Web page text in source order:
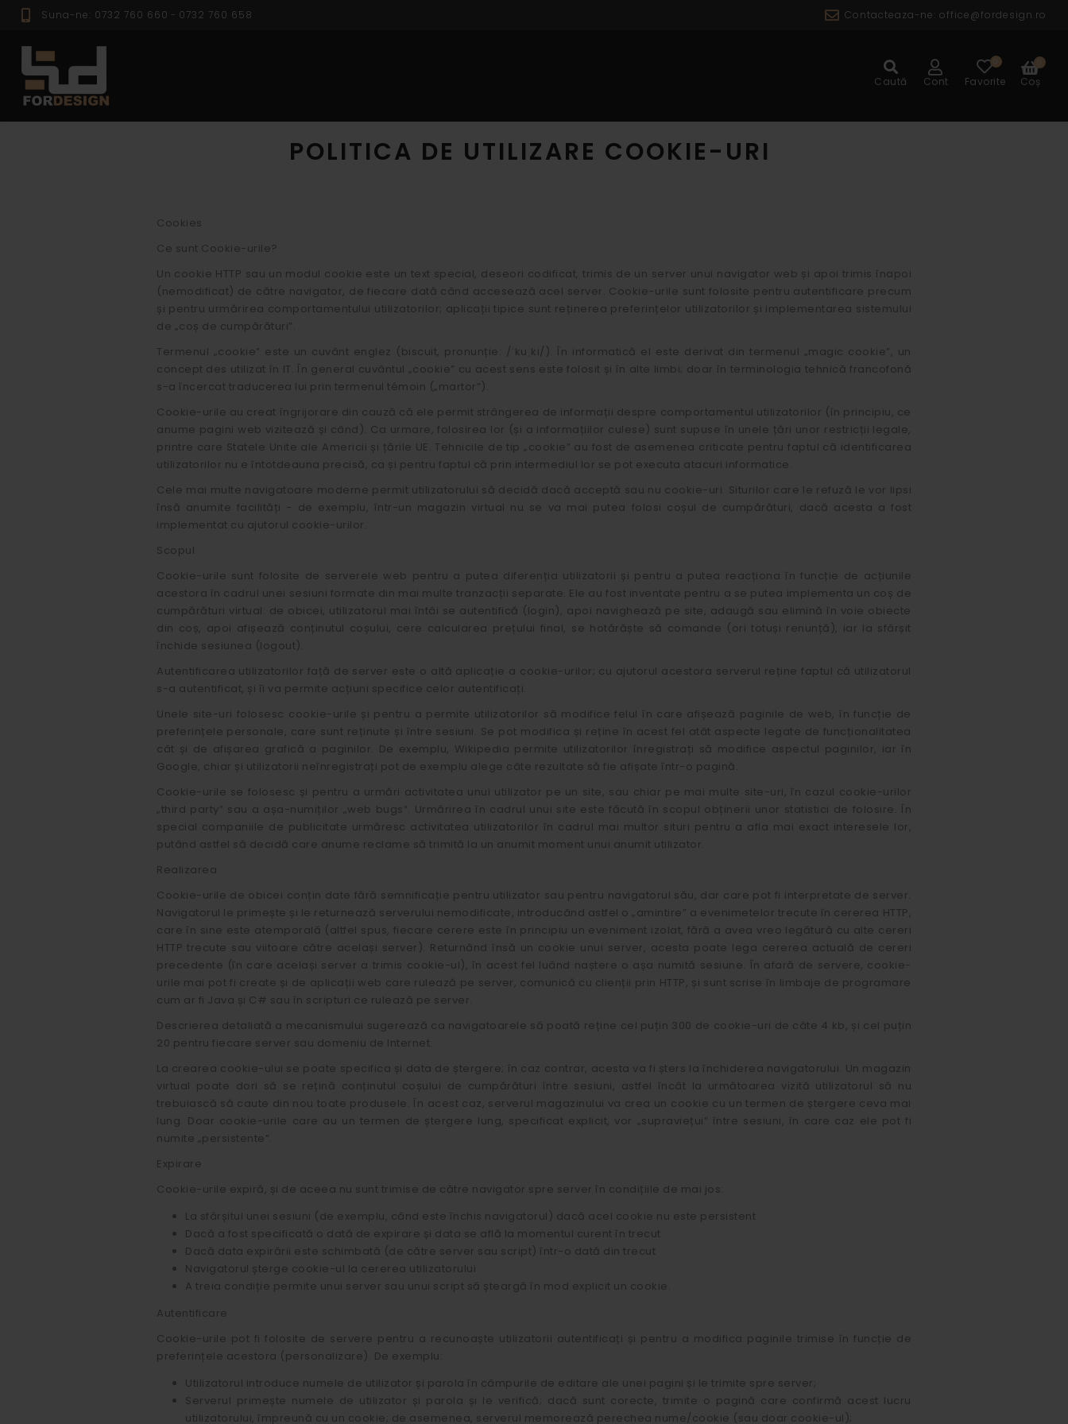
Suna-ne: 0732 760 660 - 0732 760 658 Contacteaza-ne:office@fordesign.ro
Caută Cont Favorite Coș
POLITICA DE UTILIZARE COOKIE-URI
Cookies
Ce sunt Cookie-urile?
Un cookie HTTP sau un modul cookie este un text special, deseori codificat, trimis de un server unui navigator web și apoi trimis înapoi
(nemodificat) de către navigator, de fiecare dată când accesează acel server. Cookie-urile sunt folosite pentru autentificare precum
și pentru urmărirea comportamentului utilizatorilor; aplicații tipice sunt reținerea preferințelor utilizatorilor și implementarea sistemului
de „coș de cumpărături”.
Termenul „cookie” este un cuvânt englez (biscuit, pronunție: /ˈkuˌki/). În informatică el este derivat din termenul „magic cookie”, un
concept des utilizat în IT. În general cuvântul „cookie” cu acest sens este folosit și în alte limbi; doar în terminologia tehnică francofonă
s-a încercat traducerea lui prin termenul témoin („martor”).
Cookie-urile au creat îngrijorare din cauză că ele permit strângerea de informații despre comportamentul utilizatorilor (în principiu, ce
anume pagini web vizitează și când). Ca urmare, folosirea lor (și a informațiilor culese) sunt supuse în unele țări unor restricții legale,
printre care Statele Unite ale Americii și țările UE. Tehnicile de tip „cookie” au fost de asemenea criticate pentru faptul că identificarea
utilizatorilor nu e întotdeauna precisă, ca și pentru faptul că prin intermediul lor se pot executa atacuri informatice.
Cele mai multe navigatoare moderne permit utilizatorului să decidă dacă acceptă sau nu cookie-uri. Siturilor care le refuză le vor lipsi
însă anumite facilități - de exemplu, într-un magazin virtual nu se va mai putea folosi coșul de cumpărături, dacă acesta a fost
implementat cu ajutorul cookie-urilor.
Scopul
Cookie-urile sunt folosite de serverele web pentru a putea diferenția utilizatorii și pentru a putea reacționa în funcție de acțiunile
acestora în cadrul unei sesiuni formate din mai multe tranzacții separate. Ele au fost inventate pentru a se putea implementa un coș de
cumpărături virtual: de obicei, utilizatorul mai întâi se autentifică (login), apoi navighează pe site, adaugă sau elimină în voie obiecte
din coș, apoi afișează conținutul coșului, cere calcularea prețului final, se hotărăște să comande (ori totuși renunță), iar la sfârșit
închide sesiunea (logout).
Autentificarea utilizatorilor față de server este o altă aplicație a cookie-urilor; cu ajutorul acestora serverul reține faptul că utilizatorul
s-a autentificat, și îi va permite acțiuni specifice celor autentificați.
Unele site-uri folosesc cookie-urile și pentru a permite utilizatorilor să modifice felul în care afișează paginile de web, în funcție de
preferințele personale, care sunt reținute și între sesiuni. Se pot modifica și reține în acest fel atât aspecte legate de funcționalitatea
cât și de afișarea grafică a paginilor. De exemplu, Wikipedia permite utilizatorilor înregistrați să modifice aspectul paginilor, iar în
Google, chiar și utilizatorii neînregistrați pot de exemplu alege câte rezultate să fie afișate într-o pagină.
Cookie-urile se folosesc și pentru a urmări activitatea unui utilizator pe un site, sau chiar pe mai multe site-uri, în cazul cookie-urilor
„third party” sau a așa-numiților „web bugs”. Urmărirea în cadrul unui site este făcută în scopul obținerii unor statistici de folosire. În
special companiile de publicitate urmăresc activitatea utilizatorilor în cadrul mai multor situri pentru a afla mai exact interesele lor,
putând astfel să decidă care anume reclame să trimită la un anumit moment unui anumit utilizator.
Realizarea
Cookie-urile de obicei conțin date fără semnificație pentru utilizator sau pentru navigatorul său, dar care pot fi interpretate de server.
Navigatorul le primește și le returnează serverului nemodificate, introducând astfel o „amintire” a evenimetelor trecute în cererea HTTP,
care în sine este atemporală (altfel spus, fiecare cerere este în principiu un eveniment izolat, fără a avea vreo legătură cu alte cereri
HTTP trecute sau viitoare către același server). Returnând însă un cookie unui server, acesta poate lega cererea actuală de cereri
precedente (în care același server a trimis cookie-ul), în acest fel luând naștere o așa numită sesiune. În afară de servere, cookie-
urile mai pot fi create și de aplicații web care rulează pe server, comunică cu clienții prin HTTP, și sunt scrise în limbaje de programare
cum ar fi Java și C# sau în scripturi ce rulează pe server.
Descrierea detaliată a mecanismului sugerează ca navigatoarele să poată reține cel puțin 300 de cookie-uri de câte 4 kb, și cel puțin
20 pentru fiecare server sau domeniu de Internet.
La crearea cookie-ului se poate specifica și data de ștergere; în caz contrar, acesta va fi șters la închiderea navigatorului. Un magazin
virtual poate dori să se rețină conținutul coșului de cumpărături între sesiuni, astfel încât la următoarea vizită utilizatorul să nu
trebuiască să caute din nou toate produsele. În acest caz, serverul magazinului va crea un cookie cu un termen de ștergere ceva mai
lung. Doar cookie-urile care au un termen de ștergere lung, specificat explicit, vor „supraviețui” între sesiuni, în care caz ele pot fi
numite „persistente”.
Expirare
Cookie-urile expiră, și de aceea nu sunt trimise de către navigator spre server în condițiile de mai jos:
La sfârșitul unei sesiuni (de exemplu, când este închis navigatorul) dacă acel cookie nu este persistent
Dacă a fost specificată o dată de expirare și data se află la momentul curent în trecut
Dacă data expirării este schimbată (de către server sau script) într-o dată din trecut
Navigatorul șterge cookie-ul la cererea utilizatorului
A treia condiție permite unui server sau unui script să șteargă în mod explicit un cookie.
Autentificare
Cookie-urile pot fi folosite de servere pentru a recunoaște utilizatorii autentificați și pentru a modifica paginile trimise în funcție de
preferințele acestora (personalizare). De exemplu:
Utilizatorul introduce numele de utilizator și parola în câmpurile de editare ale unei pagini și le trimite spre server;
Serverul primește numele de utilizator și parola și le verifică; dacă sunt corecte, trimite o pagină care confirmă acest lucru
utilizatorului, împreună cu un cookie; de asemenea, serverul memorează perechea nume/cookie (sau doar cookie-ul);